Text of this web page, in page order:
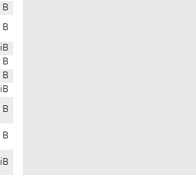
B
B
B
B
B
B